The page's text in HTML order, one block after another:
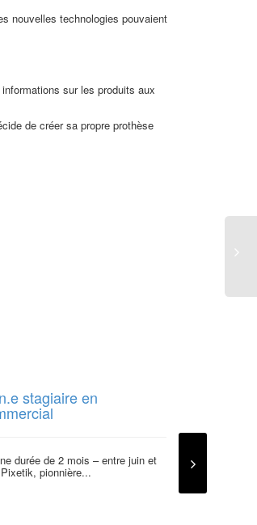
nouvelles technologies pouvaient
sur les produits aux
de créer sa propre prothèse
stagiaire en
durée de 2 mois – entre juin et
pionnière...
ASSISTANT
Stage